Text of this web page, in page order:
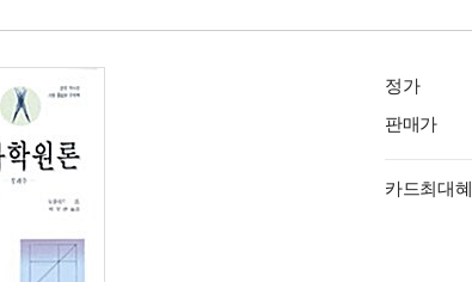
정가
판매가
카드최대